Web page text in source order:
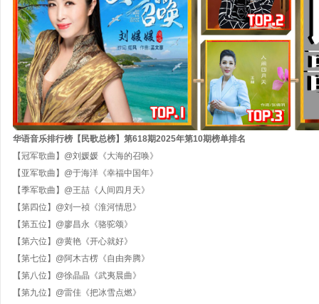
华语音乐排行榜【民歌总榜】第618期2025年第10期榜单排名
【冠军歌曲】 @刘媛媛《大海的召唤》
【亚军歌曲】 @于海洋《幸福中国年》
【季军歌曲】 @王喆《人间四月天》
【第四位】 @刘一祯《淮河情思》
【第五位】 @廖昌永《骆驼颂》
【第六位】 @黄艳《开心就好》
【第七位】 @阿木古楞《自由奔腾》
【第八位】 @徐晶晶《武夷晨曲》
【第九位】 @雷佳《把冰雪点燃》